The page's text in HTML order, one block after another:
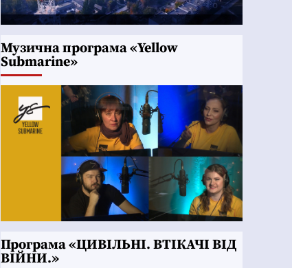
Музична програма «Yellow
Submarine»
Програма «ЦИВІЛЬНІ. ВТІКАЧІ ВІД
ВІЙНИ.»